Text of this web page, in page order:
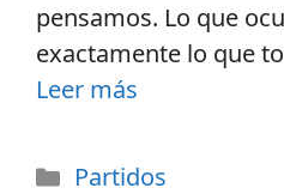
pensamos. Lo que
exactamente lo que
Leer más
Partidos